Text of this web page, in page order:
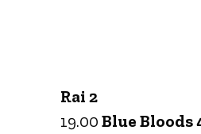
Rai 2
19.00 Blue Bloods